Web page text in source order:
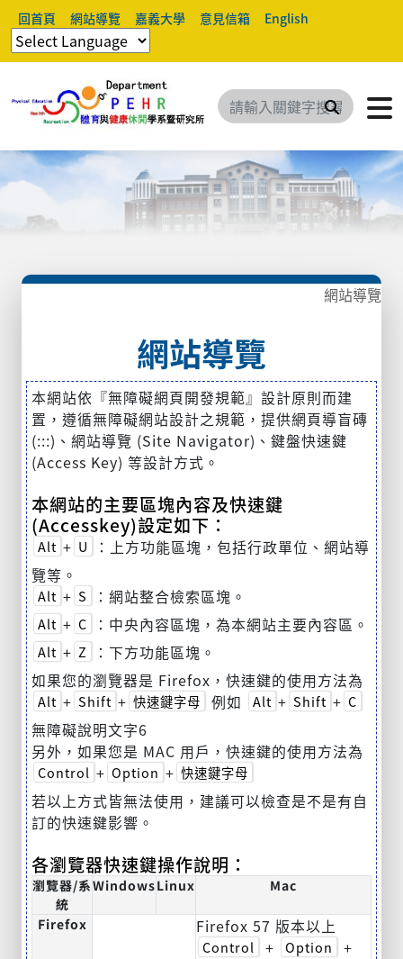
回首頁 網站導覽 嘉義大學 意見信箱 English
搜尋
網站導覽
網站導覽
本網站依『無障礙網頁開發規範』設計原則而建
置，遵循無障礙網站設計之規範，提供網頁導盲磚
(:::)、網站導覽 (Site Navigator)、鍵盤快速鍵
(Access Key) 等設計方式。
本網站的主要區塊內容及快速鍵
(Accesskey)設定如下：
Alt + U
：上方功能區塊，包括行政單位、網站導
覽等。
Alt + S ：網站整合檢索區塊。
Alt + C ：中央內容區塊，為本網站主要內容區。
Alt + Z
：下方功能區塊。
如果您的瀏覽器是 Firefox，快速鍵的使用方法為
Alt + Shift + 快速鍵字母 例如 Alt + Shift + C
無障礙說明文字6
另外，如果您是 MAC 用戶，快速鍵的使用方法為
Control + Option + 快速鍵字母
若以上方式皆無法使用，建議可以檢查是不是有自
訂的快速鍵影響。
各瀏覽器快速鍵操作說明：
瀏覽器/系
統
WindowsLinux Mac
Firefox Firefox 57 版本以上
Control + Option +